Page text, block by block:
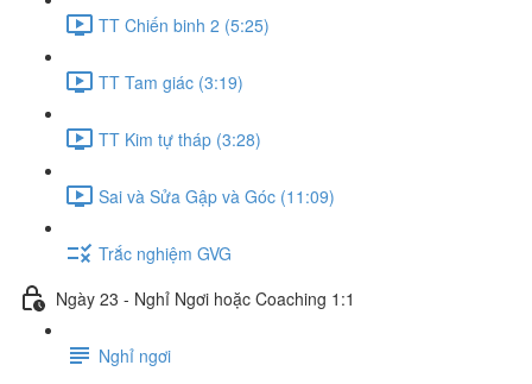
TT Chiến binh 2 (5:25)
TT Tam giác (3:19)
TT Kim tự tháp (3:28)
Sai và Sửa Gập và Góc (11:09)
Trắc nghiệm GVG
Ngày 23 - Nghỉ Ngơi hoặc Coaching 1:1
Nghỉ ngơi